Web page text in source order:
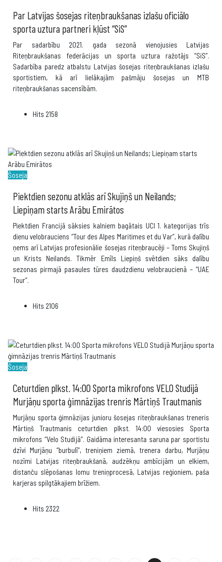
Par Latvijas šosejas riteņbraukšanas izlašu oficiālo
sporta uztura partneri kļūst “SiS”
Par sadarbību 2021. gada sezonā vienojusies Latvijas
Riteņbraukšanas federācijas un sporta uztura ražotājs “SiS”.
Sadarbība paredz atbalstu Latvijas šosejas riteņbraukšanas izlašu
sportistiem, kā arī lielākajām pašmāju šosejas un MTB
riteņbraukšanas sacensībām.
Hits 2158
Šoseja
Piektdien sezonu atklās arī Skujiņš un Neilands;
Liepiņam starts Arābu Emirātos
Piektdien Francijā sāksies kalniem bagātais UCI 1. kategorijas trīs
dienu velobrauciens “Tour des Alpes Maritimes et du Var”, kurā dalību
ņems arī Latvijas profesionālie šosejas riteņbraucēji – Toms Skujiņš
un Krists Neilands. Tikmēr Emīls Liepiņš svētdien sāks dalību
sezonas pirmajā pasaules tūres daudzdienu velobraucienā – “UAE
Tour”.
Hits 2106
Šoseja
Ceturtdien plkst. 14:00 Sporta mikrofons VELO Studijā
Murjāņu sporta ģimnāzijas trenris Mārtiņš Trautmanis
Murjāņu sporta ģimnāzijas junioru šosejas riteņbraukšanas treneris
Mārtiņš Trautmanis ceturtdien plkst. 14:00 viesosies Sporta
mikrofons “Velo Studijā”. Gaidāma interesanta saruna par sportistu
dzīvi Murjāņu “burbulī”, treniņiem ziemā, trenera darbu, Murjāņu
nozīmi Latvijas riteņbraukšanā, audzēkņu ambīcijām un elkiem,
distanču slēpošanas lomu treniņprocesā, Latvijas reģioniem, paša
karjeras spilgtākajiem brīžiem.
Hits 2322